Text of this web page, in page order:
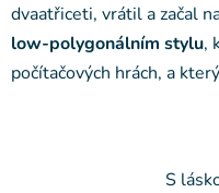
dvaatřiceti, vrátil a začal
low-polygonálním stylu,
počítačových hrách, a
S